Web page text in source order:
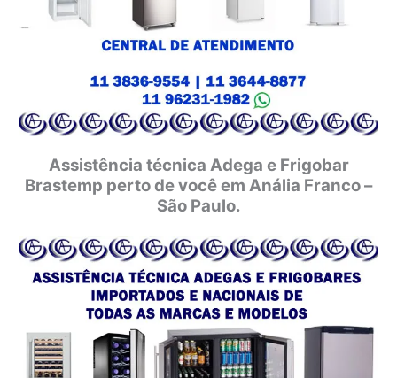
Assistência técnica Adega e Frigobar
Brastemp perto de você em Anália Franco –
São Paulo.